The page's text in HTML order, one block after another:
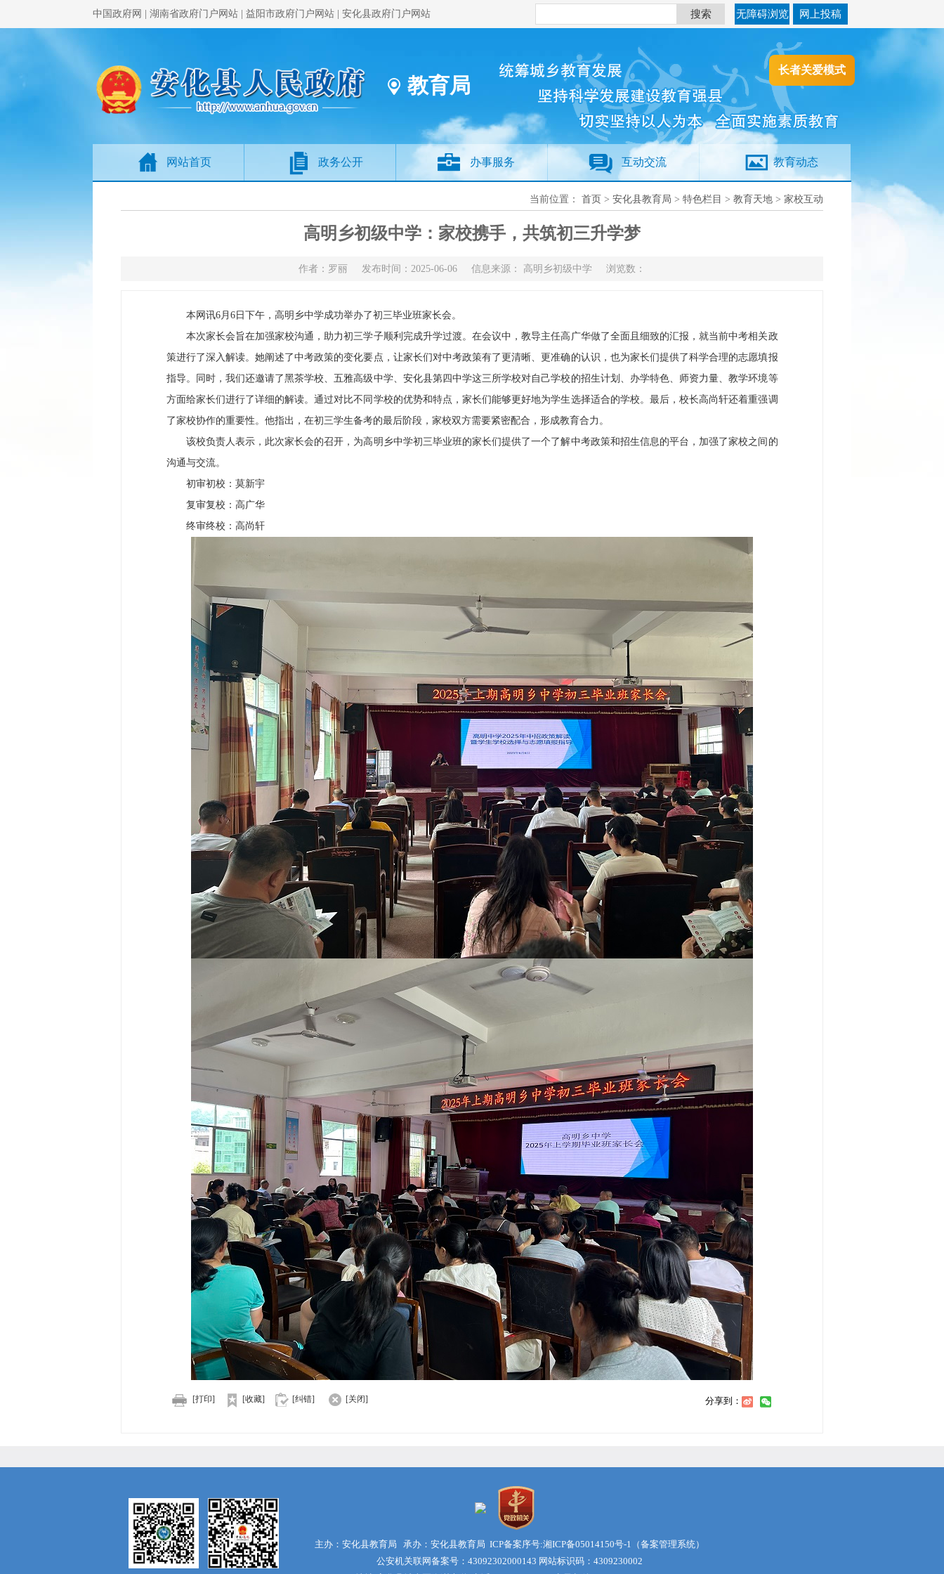
长者关爱模式
中国政府网 湖南省政府门户网站 益阳市政府门户网站 安化县政府门户网站 搜索 无障碍浏览 网上投稿
教育局
网站首页 政务公开 办事服务 互动交流 教育动态
当前位置： 首页 > 安化县教育局 > 特色栏目 > 教育天地 > 家校互动
高明乡初级中学：家校携手，共筑初三升学梦
作者：罗丽 发布时间：2025-06-06 信息来源： 高明乡初级中学 浏览数：
本网讯6月6日下午，高明乡中学成功举办了初三毕业班家长会。
本次家长会旨在加强家校沟通，助力初三学子顺利完成升学过渡。在会议中，教导主任高广华做了全面且细致的汇报，就当前中考相关政
策进行了深入解读。她阐述了中考政策的变化要点，让家长们对中考政策有了更清晰、更准确的认识，也为家长们提供了科学合理的志愿填报
指导。同时，我们还邀请了黑茶学校、五雅高级中学、安化县第四中学这三所学校对自己学校的招生计划、办学特色、师资力量、教学环境等
方面给家长们进行了详细的解读。通过对比不同学校的优势和特点，家长们能够更好地为学生选择适合的学校。最后，校长高尚轩还着重强调
了家校协作的重要性。他指出，在初三学生备考的最后阶段，家校双方需要紧密配合，形成教育合力。
该校负责人表示，此次家长会的召开，为高明乡中学初三毕业班的家长们提供了一个了解中考政策和招生信息的平台，加强了家校之间的
沟通与交流。
初审初校：莫新宇
复审复校：高广华
终审终校：高尚轩
[打印] [收藏] [纠错] [关闭] 分享到：
主办：安化县教育局 承办：安化县教育局 ICP备案序号:湘ICP备05014150号-1 （备案管理系统）
公安机关联网备案号：43092302000143 网站标识码：4309230002